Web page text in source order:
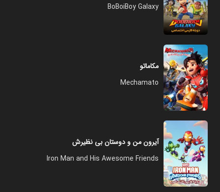
BoBoiBoy Galaxy
مکاماتو
Mechamato
آیرون من و دوستان بی نظیرش
Iron Man and His Awesome Friends